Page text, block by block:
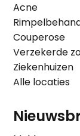
Acne
Couperose
Verzekerde
Ziekenhuizen
Alle locaties